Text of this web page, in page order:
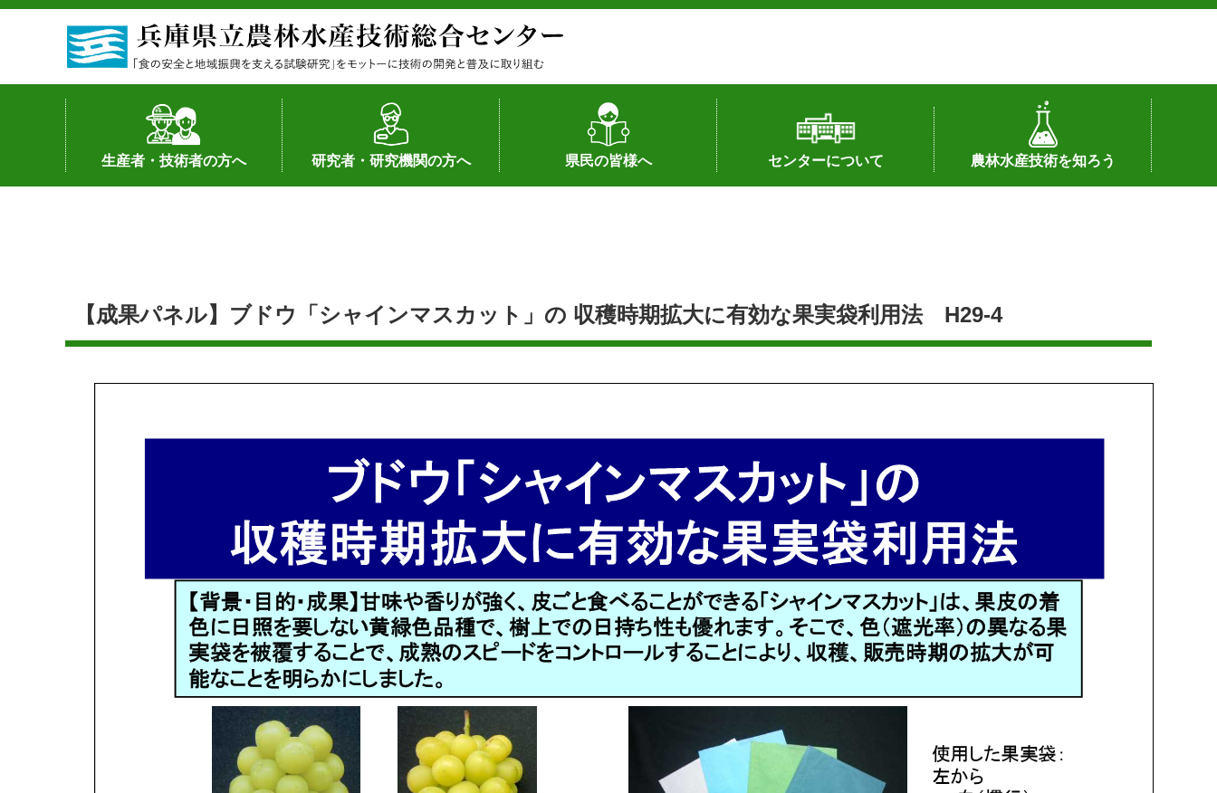
生産者・技術者の方へ
土地利用型作物
野菜
果樹・花き
加工・流通
経営･現地情報
環境病害虫
畜産
森林林業
水産
基幹種雄牛の紹介
研究者・研究機関の方へ
研究者の紹介
シーズ研究の成果
産学官連携
知的財産の保有状況（特許）
知的財産の保有状況（品種）
研究員の受入
研究活動不正行為への対応
公的研究資金への対応
県民の皆様へ
作物や園芸に関する新技術
畜産に関する新技術
森林林業に関する新技術
病害虫に関する新技術
食品加工に関する新技術
水産に関する新技術
作物や園芸に関する豆知識
病害虫に関する豆知識
畜産に関する豆知識
水産に関する豆知識
バイテク・農業環境・機械関係
食品加工に関する豆知識
森林林業に関する豆知識
センターについて
所長あいさつ
組織（各部署へのリンク）
アクセス
沿革
所内の施設配置図
農林水産技術を知ろう
センターの話題
私の試験研究
試験研究課題
第6期中期業務計画
オンライン研究報告
刊行物
知的財産に関する相談窓口
【成果パネル】ブドウ「シャインマスカット」の 収穫時期拡大に有効な果実袋利用法 H29-4